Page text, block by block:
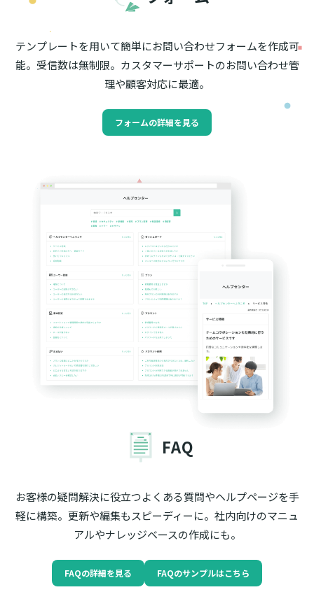
テンプレートを用いて簡単にお問い合わせフォームを作成可
能。受信数は無制限。カスタマーサポートのお問い合わせ管
理や顧客対応に最適。
フォームの詳細を見る
FAQ
お客様の疑問解決に役立つよくある質問やヘルプページを手
軽に構築。更新や編集もスピーディーに。社内向けのマニュ
アルやナレッジベースの作成にも。
FAQの詳細を見る FAQのサンプルはこちら